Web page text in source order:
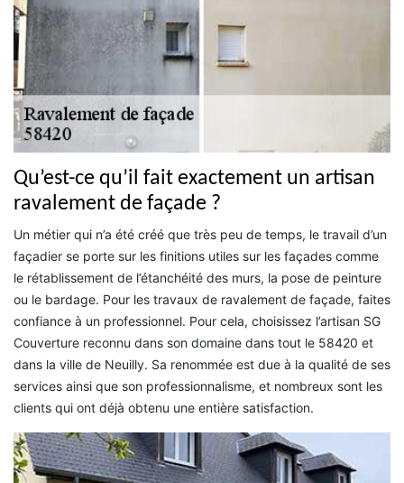
Qu’est-ce qu’il fait exactement un artisan
ravalement de façade ?
Un métier qui n’a été créé que très peu de temps, le travail d’un
façadier se porte sur les finitions utiles sur les façades comme
le rétablissement de l’étanchéité des murs, la pose de peinture
ou le bardage. Pour les travaux de ravalement de façade, faites
confiance à un professionnel. Pour cela, choisissez l’artisan SG
Couverture reconnu dans son domaine dans tout le 58420 et
dans la ville de Neuilly. Sa renommée est due à la qualité de ses
services ainsi que son professionnalisme, et nombreux sont les
clients qui ont déjà obtenu une entière satisfaction.